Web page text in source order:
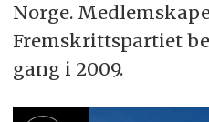
Norge.
Fremskrittspartiet
gang i 2009.